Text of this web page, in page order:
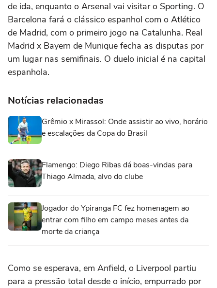
de ida, enquanto o Arsenal vai visitar o Sporting. O
Barcelona fará o clássico espanhol com o Atlético
de Madrid, com o primeiro jogo na Catalunha. Real
Madrid x Bayern de Munique fecha as disputas por
um lugar nas semifinais. O duelo inicial é na capital
espanhola.
Notícias relacionadas
Grêmio x Mirassol: Onde assistir ao vivo, horário
e escalações da Copa do Brasil
Flamengo: Diego Ribas dá boas-vindas para
Thiago Almada, alvo do clube
Jogador do Ypiranga FC fez homenagem ao
entrar com filho em campo meses antes da
morte da criança
Como se esperava, em Anfield, o Liverpool partiu
para a pressão total desde o início, empurrado por